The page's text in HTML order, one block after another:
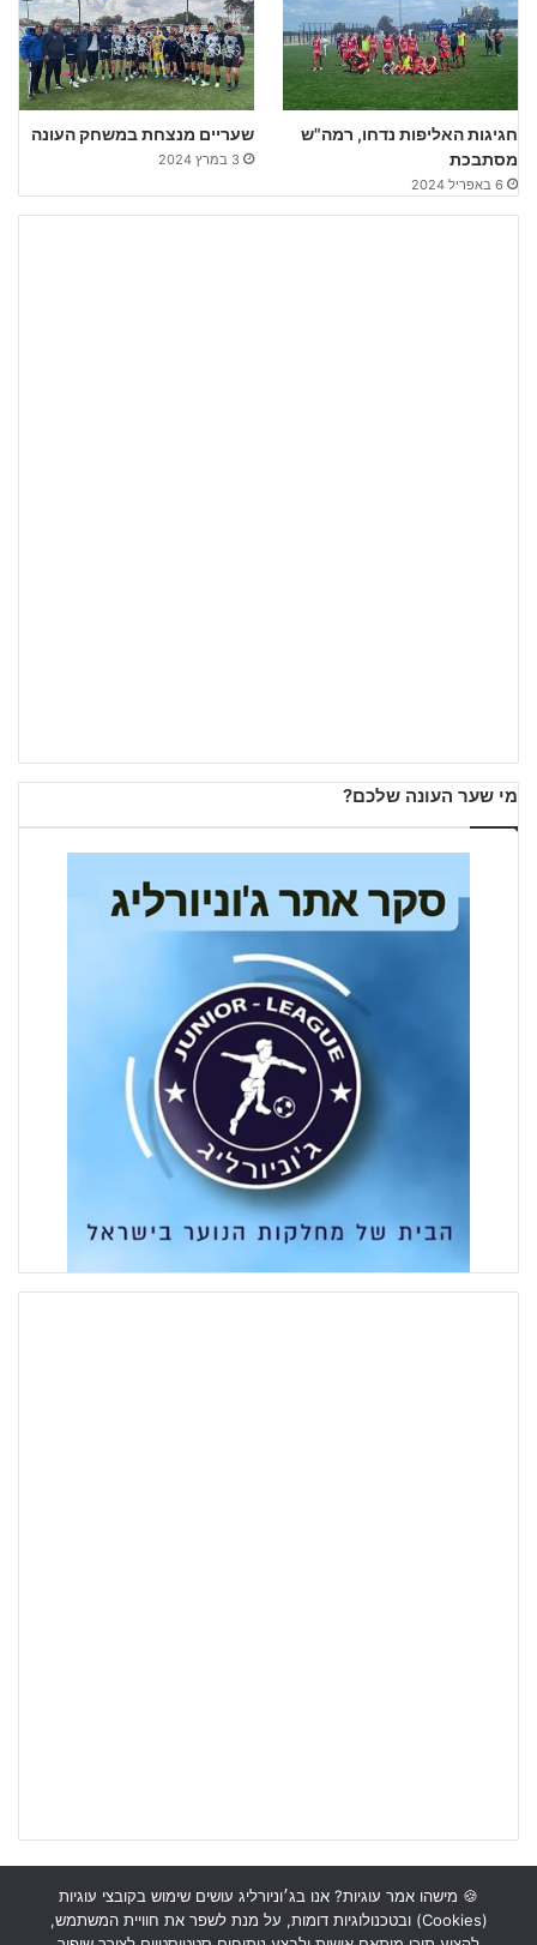
חגיגות האליפות נדחו, רמה"ש
מסתבכת
6 באפריל 2024
שעריים מנצחת במשחק העונה
3 במרץ 2024
מי שער העונה שלכם?
ראשי כתבות תכנים מקצועיים תנאי שימוש מדיניות אבטחה
🍪 מישהו אמר עוגיות? אנו בג׳וניורליג עושים שימוש בקובצי עוגיות
(Cookies) ובטכנולוגיות דומות, על מנת לשפר את חוויית המשתמש,